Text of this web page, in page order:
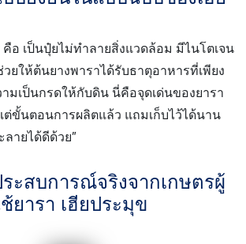
คือ เป็นปุ๋ยไม่ทำลายสิ่งแวดล้อม มีไนโตเจน
วยให้ต้นยางพาราได้รับธาตุอาหารที่เพียง
มเป็นกรดให้กับดิน นี่คือจุดเด่นของยารา
ขั้นตอนการผลิตแล้ว แถมเก็บไว้ได้นาน
ลายได้ดีด้วย”
ะสบการณ์จริงจากเกษตรผู้
ช้ยารา เฮียประมุข